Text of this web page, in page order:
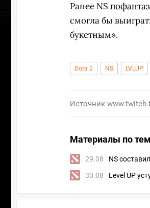
Ранее NS
смогла бы
букетным».
Dota 2 NS LVLUP
Источник
Материалы по
29.08 NS
30.08 Level UP